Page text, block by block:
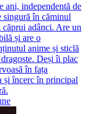
ani, independentă de
singură în căminul
adânci. Are un
și are o
anime și sticlă
Deși îi plac
în fața
și încerc în principal